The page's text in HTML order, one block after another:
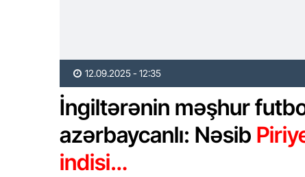
12.09.2025 - 12:35
İngiltərənin məşhur
azərbaycanlı: Nəsib
indisi…